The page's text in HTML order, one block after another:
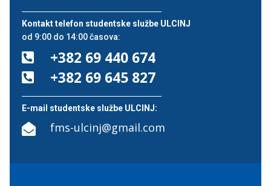
Kontakt telefon studentske službe ULCINJ
od 9:00 do 14:00 časova:
 +382 69 440 674
 +382 69 645 827
E-mail studentske službe ULCINJ:
 fms-ulcinj@gmail.com